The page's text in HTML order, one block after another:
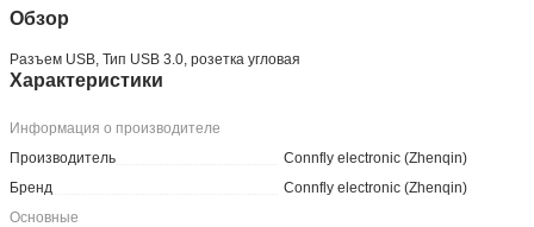
Обзор
Разъем USB, Тип USB 3.0, розетка угловая
Характеристики
Информация о производителе
Производитель
Connfly electronic (Zhenqin)
Бренд
Connfly electronic (Zhenqin)
Основные